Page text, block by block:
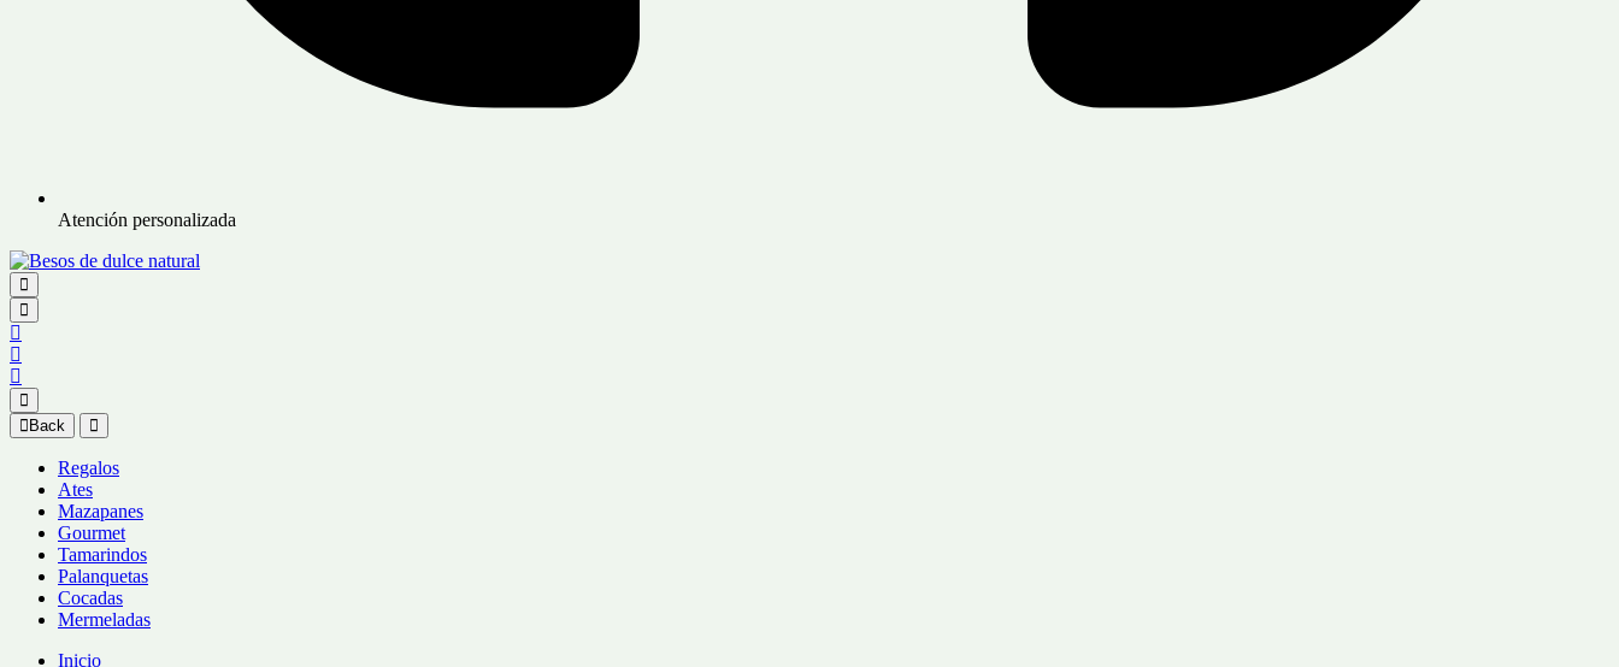
Atención personalizada
Back
Regalos
Ates
Mazapanes
Gourmet
Tamarindos
Palanquetas
Cocadas
Mermeladas
Inicio